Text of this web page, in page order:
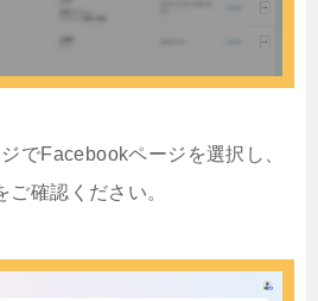
でFacebookページを選択し、
ご確認ください。